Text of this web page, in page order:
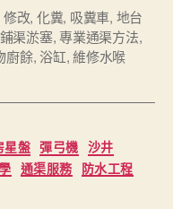
修改, 化糞, 吸糞車, 地台
渠淤塞,專業通渠方法,
廚餘, 浴缸,維修水喉
星盤 彈弓機 沙井
通渠服務 防水工程